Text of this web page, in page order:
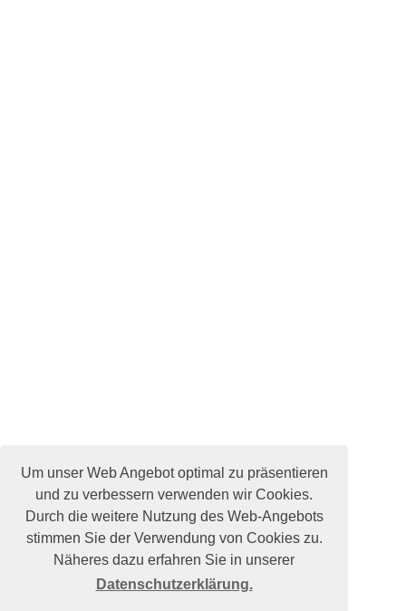
Um unser Web Angebot optimal zu präsentieren
und zu verbessern verwenden wir Cookies.
Durch die weitere Nutzung des Web-Angebots
stimmen Sie der Verwendung von Cookies zu.
Näheres dazu erfahren Sie in unserer
Datenschutzerklärung.